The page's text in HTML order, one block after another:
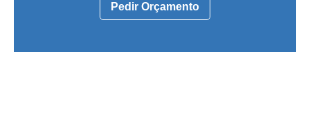
Pedir Orçamento